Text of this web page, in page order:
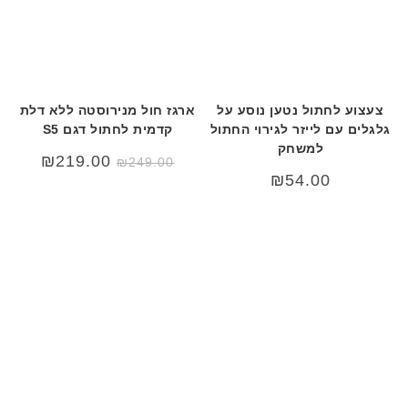
צעצוע לחתול נטען נוסע על
גלגלים עם לייזר לגירוי החתול
למשחק
₪54.00
ארגז חול מנירוסטה ללא דלת
קדמית לחתול דגם S5
₪249.00
המחיר
המקורי
₪219.00
המחיר
הנוכחי